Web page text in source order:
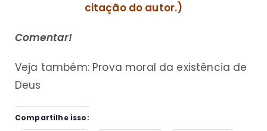
citação do autor.)
Comentar!
Veja também: Prova moral da existência de
Deus
Compartilhe isso: